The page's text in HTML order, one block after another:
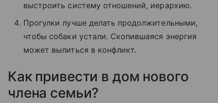
выстроить систему отношений, иерархию.
Прогулки лучше делать продолжительными,
чтобы собаки устали. Скопившаяся энергия
может вылиться в конфликт.
Как привести в дом нового
члена семьи?